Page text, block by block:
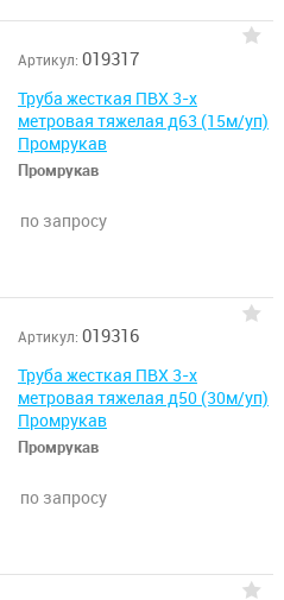
Артикул: 019317
Труба жесткая ПВХ 3-х
метровая тяжелая д63 (15м/уп)
Промрукав
Промрукав
по запросу
Артикул: 019316
Труба жесткая ПВХ 3-х
метровая тяжелая д50 (30м/уп)
Промрукав
Промрукав
по запросу